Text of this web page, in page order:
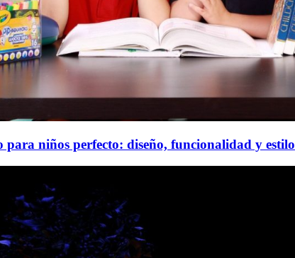
para niños perfecto: diseño, funcionalidad y estilo